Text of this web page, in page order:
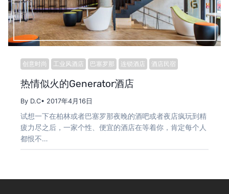
创意时尚 工业风酒店 巴塞罗那 连锁酒店 酒店民宿
热情似火的Generator酒店
By D.C• 2017年4月16日
试想一下在柏林或者巴塞罗那夜晚的酒吧或者夜店疯玩到精
疲力尽之后，一家个性、便宜的酒店在等着你，肯定每个人
都恨不…